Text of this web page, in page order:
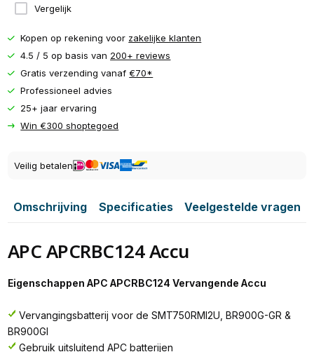
Vergelijk
Kopen op rekening voor zakelijke klanten
4.5 / 5 op basis van 200+ reviews
Gratis verzending vanaf€70*
Professioneel advies
25+ jaar ervaring
Win €300 shoptegoed
Veilig betalen
Omschrijving Specificaties Veelgestelde vragen
APC APCRBC124 Accu
Eigenschappen APC APCRBC124 Vervangende Accu
Vervangingsbatterij voor de SMT750RMI2U, BR900G-GR &
BR900GI
Gebruik uitsluitend APC batterijen